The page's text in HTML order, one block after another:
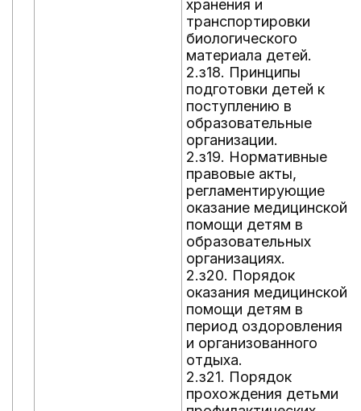
хранения и
транспортировки
биологического
материала детей.
2.з18. Принципы
подготовки детей к
поступлению в
образовательные
организации.
2.з19. Нормативные
правовые акты,
регламентирующие
оказание медицинской
помощи детям в
образовательных
организациях.
2.з20. Порядок
оказания медицинской
помощи детям в
период оздоровления
и организованного
отдыха.
2.з21. Порядок
прохождения детьми